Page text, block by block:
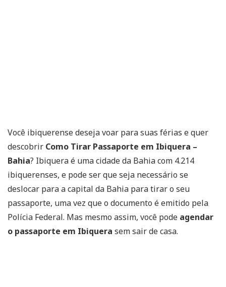
Você ibiquerense deseja voar para suas férias e quer
descobrir Como Tirar Passaporte em Ibiquera –
Bahia? Ibiquera é uma cidade da Bahia com 4.214
ibiquerenses, e pode ser que seja necessário se
deslocar para a capital da Bahia para tirar o seu
passaporte, uma vez que o documento é emitido pela
Polícia Federal. Mas mesmo assim, você pode agendar
o passaporte em Ibiquera sem sair de casa.